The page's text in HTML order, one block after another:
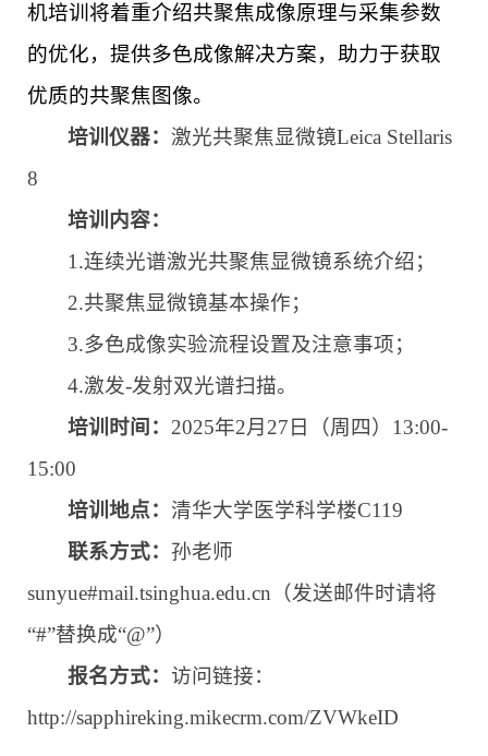
机培训将着重介绍共聚焦成像原理与采集参数
的优化，提供多色成像解决方案，助力于获取
优质的共聚焦图像。
培训仪器： 激光共聚焦显微镜Leica Stellaris
8
培训内容：
1.连续光谱激光共聚焦显微镜系统介绍；
2.共聚焦显微镜基本操作；
3.多色成像实验流程设置及注意事项；
4.激发-发射双光谱扫描。
培训时间：2025年2月27日（周四）13:00-
15:00
培训地点： 清华大学医学科学楼C119
联系方式： 孙老师
sunyue#mail.tsinghua.edu.cn （发送邮件时请将
“#”替换成“@”）
报名方式：访问链接：
http://sapphireking.mikecrm.com/ZVWkeID